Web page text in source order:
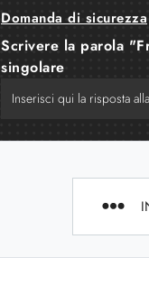
Domanda di sicurezza
Scrivere la parola
singolare